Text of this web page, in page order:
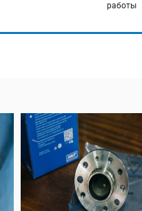
работы